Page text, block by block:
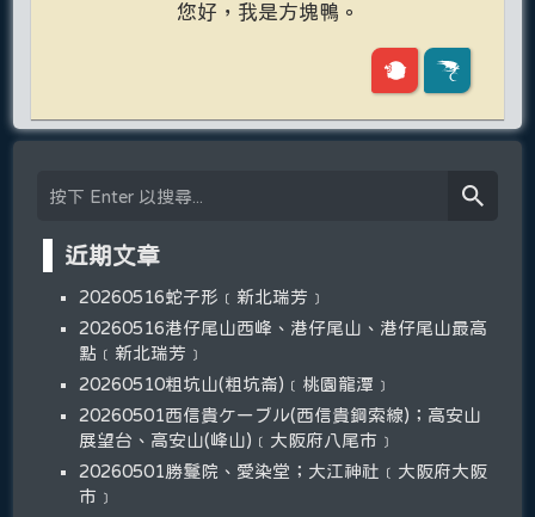
您好，我是方塊鴨。
近期文章
20260516蛇子形﹝新北瑞芳﹞
20260516港仔尾山西峰、港仔尾山、港仔尾山最高
點﹝新北瑞芳﹞
20260510粗坑山(粗坑崙)﹝桃園龍潭﹞
20260501西信貴ケーブル(西信貴鋼索線)；高安山
展望台、高安山(峰山)﹝大阪府八尾市﹞
20260501勝鬘院、愛染堂；大江神社﹝大阪府大阪
市﹞